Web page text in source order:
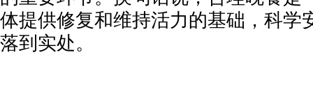
体提供修复和维持活力的基础，科学
落到实处。